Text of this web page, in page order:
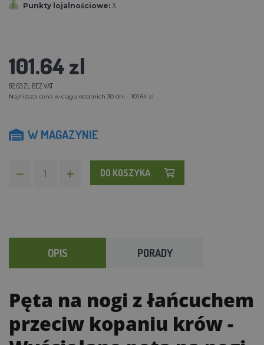
Punkty lojalnościowe: 3
101.64 zl
82.63 ZL BEZ VAT
Najniższa cena w ciągu ostatnich 30 dni - 101.64 zl
W MAGAZYNIE
DO KOSZYKA
OPIS PORADY
Pęta na nogi z łańcuchem
przeciw kopaniu krów-